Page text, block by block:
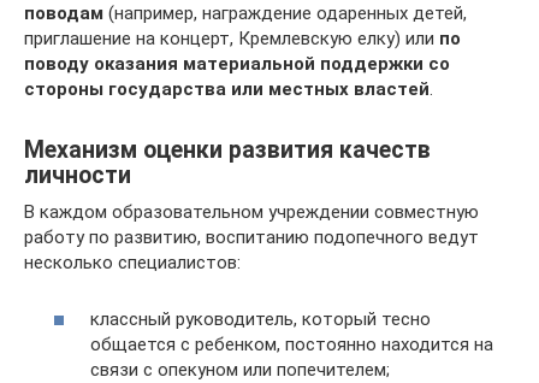
поводам (например, награждение одаренных детей,
приглашение на концерт, Кремлевскую елку) или по
поводу оказания материальной поддержки со
стороны государства или местных властей.
Механизм оценки развития качеств
личности
В каждом образовательном учреждении совместную
работу по развитию, воспитанию подопечного ведут
несколько специалистов:
классный руководитель, который тесно
общается с ребенком, постоянно находится на
связи с опекуном или попечителем;